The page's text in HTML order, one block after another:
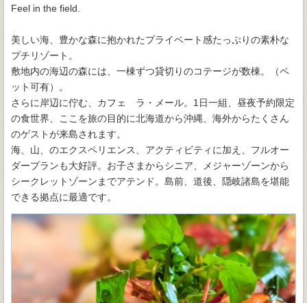
Feel in the field.
美しい海、豊かな森に抱かれたプライベート感たっぷりの素朴な
プチリゾート。
敷地内の海辺の森には、一棟ずつ貸切りのコテージが数棟。（ペ
ット可有）。
さらに岸辺に佇む、カフェ ラ・メール。1日一組、昼夜予約限定
の食世界、ここを旅の目的に北海道から沖縄、海外からたくさん
のゲストが来島されます。
海、山、のエクスペリエンス、アクティビティに加え、フルオー
ダープランも大好評。お子さまからシニア、メジャーゾーンから
シークレットゾーンまでアテンド。島前、道後、隠岐諸島を堪能
できる拠点に最適です。